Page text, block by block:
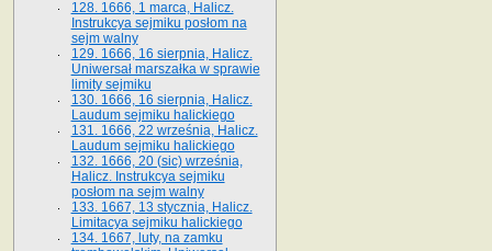
128. 1666, 1 marca, Halicz.
Instrukcya sejmiku posłom na
sejm walny
129. 1666, 16 sierpnia, Halicz.
Uniwersał marszałka w sprawie
limity sejmiku
130. 1666, 16 sierpnia, Halicz.
Laudum sejmiku halickiego
131. 1666, 22 września, Halicz.
Laudum sejmiku halickiego
132. 1666, 20 (sic) września,
Halicz. Instrukcya sejmiku
posłom na sejm walny
133. 1667, 13 stycznia, Halicz.
Limitacya sejmiku halickiego
134. 1667, luty, na zamku